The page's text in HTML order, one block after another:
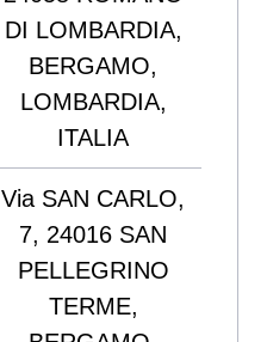
DI LOMBARDIA,
BERGAMO,
LOMBARDIA,
ITALIA
Via SAN CARLO,
7, 24016 SAN
PELLEGRINO
TERME,